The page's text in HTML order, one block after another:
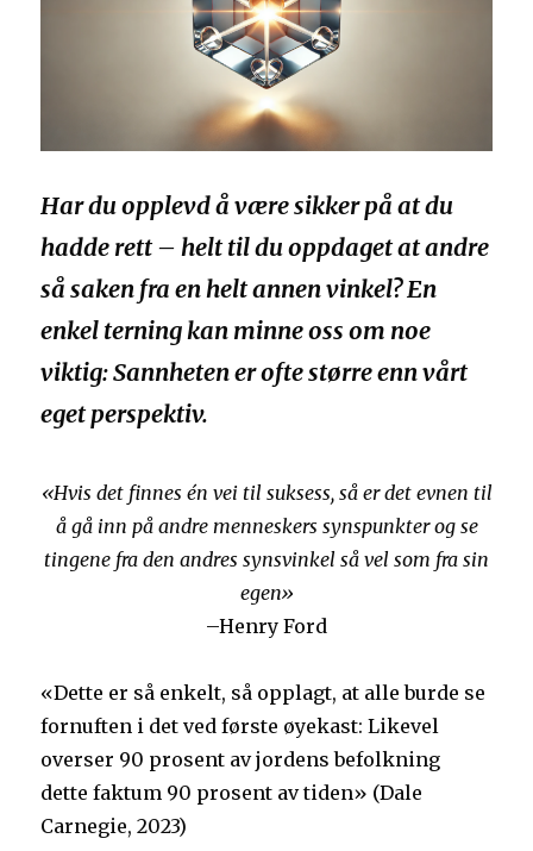
Har du opplevd å være sikker på at du
hadde rett – helt til du oppdaget at andre
så saken fra en helt annen vinkel? En
enkel terning kan minne oss om noe
viktig: Sannheten er ofte større enn vårt
eget perspektiv.
«Hvis det finnes én vei til suksess, så er det evnen til
å gå inn på andre menneskers synspunkter og se
tingene fra den andres synsvinkel så vel som fra sin
egen»
–Henry Ford
«Dette er så enkelt, så opplagt, at alle burde se
fornuften i det ved første øyekast: Likevel
overser 90 prosent av jordens befolkning
dette faktum 90 prosent av tiden» (Dale
Carnegie, 2023)